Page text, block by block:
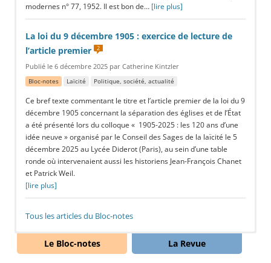
modernes n° 77, 1952. Il est bon de… [lire plus]
La loi du 9 décembre 1905 : exercice de lecture de
l’article premier
2
Publié le 6 décembre 2025 par Catherine Kintzler
Bloc-notes Laïcité Politique, société, actualité
Ce bref texte commentant le titre et l’article premier de la loi du 9
décembre 1905 concernant la séparation des églises et de l’État
a été présenté lors du colloque « 1905-2025 : les 120 ans d’une
idée neuve » organisé par le Conseil des Sages de la laïcité le 5
décembre 2025 au Lycée Diderot (Paris), au sein d’une table
ronde où intervenaient aussi les historiens Jean-François Chanet
et Patrick Weil.
[lire plus]
Tous les articles du Bloc-notes
Articles de fond, écrits sans hâte, argumentés, parfois longs
ou même casse-pieds : c’est exprès !
Le Bloc-notes La Revue